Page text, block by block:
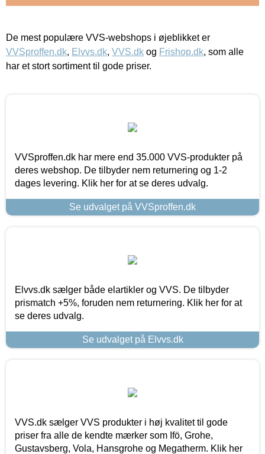
De mest populære VVS-webshops i øjeblikket er
VVSproffen.dk, Elvvs.dk, VVS.dk og Frishop.dk, som alle
har et stort sortiment til gode priser.
VVSproffen.dk har mere end 35.000 VVS-produkter på
deres webshop. De tilbyder nem returnering og 1-2
dages levering. Klik her for at se deres udvalg.
Se udvalget på VVSproffen.dk
Elvvs.dk sælger både elartikler og VVS. De tilbyder
prismatch +5%, foruden nem returnering. Klik her for at
se deres udvalg.
Se udvalget på Elvvs.dk
VVS.dk sælger VVS produkter i høj kvalitet til gode
priser fra alle de kendte mærker som Ifö, Grohe,
Gustavsberg, Vola, Hansgrohe og Megatherm. Klik her